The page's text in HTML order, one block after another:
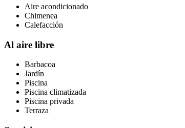
Aire acondicionado
Chimenea
Calefacción
Al aire libre
Barbacoa
Jardín
Piscina
Piscina climatizada
Piscina privada
Terraza